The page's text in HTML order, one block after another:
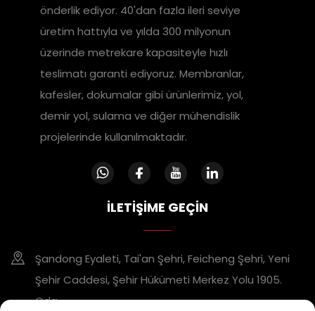
önderlik ediyor. 40'dan fazla ileri seviye
üretim hattıyla ve yılda 300 milyonun
üzerinde metrekare kapasiteyle hızlı
teslimatı garanti ediyoruz. Membranlar,
kafesler, dokumalar gibi ürünlerimiz, yol,
demir yol, sulama ve diğer mühendislik
projelerinde kullanılmaktadır.
İLETIŞIME GEÇIN
Şandong Eyaleti, Tai'an Şehri, Feicheng Şehri, Yeni
Şehir Caddesi, Şehir Hükümeti Merkez Yolu 1905.
Oda